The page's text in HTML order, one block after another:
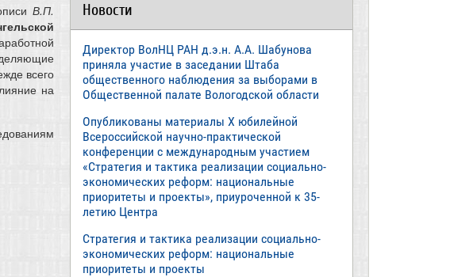
В.П.
всего
на
Новости
Директор ВолНЦ РАН д.э.н. А.А. Шабунова
приняла участие в заседании Штаба
общественного наблюдения за выборами в
Общественной палате Вологодской области
Опубликованы материалы X юбилейной
Всероссийской научно-практической
конференции с международным участием
«Стратегия и тактика реализации социально-
экономических реформ: национальные
приоритеты и проекты», приуроченной к 35-
летию Центра
Стратегия и тактика реализации социально-
экономических реформ: национальные
приоритеты и проекты